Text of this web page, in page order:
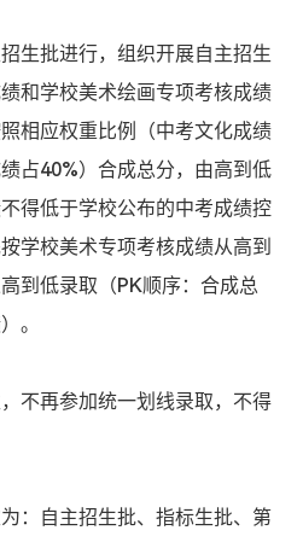
生批进行，组织开展自主招生
和学校美术绘画专项考核成绩
相应权重比例（中考文化成绩
占40%）合成总分，由高到低
得低于学校公布的中考成绩控
学校美术专项考核成绩从高到
到低录取（PK顺序：合成总
。
不再参加统一划线录取，不得
：自主招生批、指标生批、第